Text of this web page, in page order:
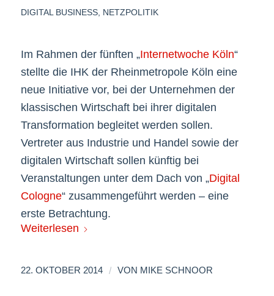
DIGITAL BUSINESS, NETZPOLITIK
ï»¿
Im Rahmen der fünften „Internetwoche Köln“
stellte die IHK der Rheinmetropole Köln eine
neue Initiative vor, bei der Unternehmen der
klassischen Wirtschaft bei ihrer digitalen
Transformation begleitet werden sollen.
Vertreter aus Industrie und Handel sowie der
digitalen Wirtschaft sollen künftig bei
Veranstaltungen unter dem Dach von „Digital
Cologne“ zusammengeführt werden – eine
erste Betrachtung.
Weiterlesen
22. OKTOBER 2014 / VON MIKE SCHNOOR